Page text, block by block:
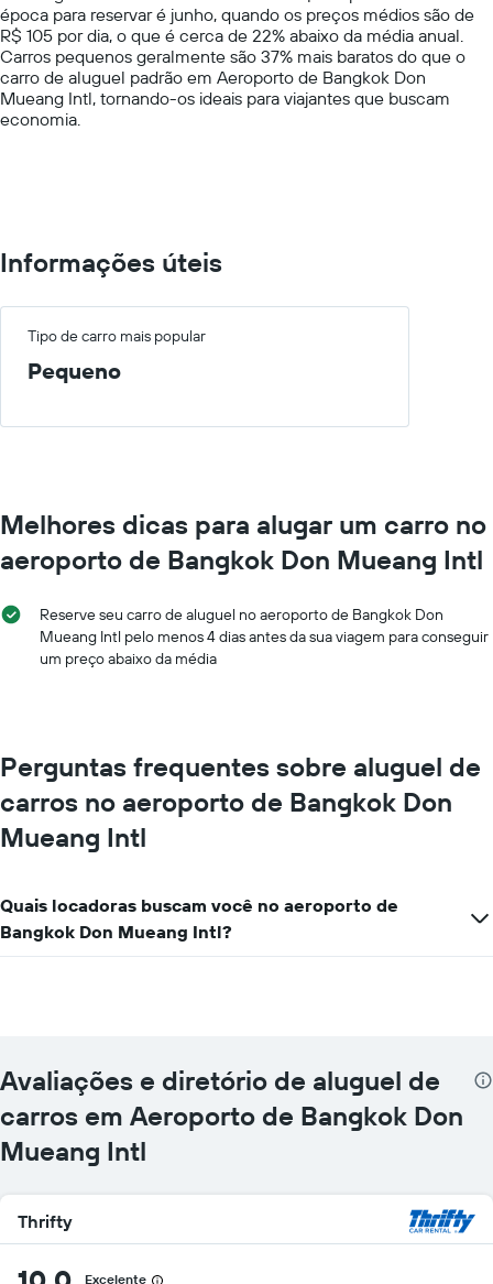
Y
axis
displaying
values.
Range:
0
época para reservar é junho, quando os preços médios são de
R$ 105 por dia, o que é cerca de 22% abaixo da média anual.
Carros pequenos geralmente são 37% mais baratos do que o
carro de aluguel padrão em Aeroporto de Bangkok Don
Mueang Intl, tornando-os ideais para viajantes que buscam
economia.
Informações úteis
Tipo de carro mais popular
Pequeno
Melhores dicas para alugar um carro no
aeroporto de Bangkok Don Mueang Intl
Reserve seu carro de aluguel no aeroporto de Bangkok Don
Mueang Intl pelo menos 4 dias antes da sua viagem para conseguir
um preço abaixo da média
Perguntas frequentes sobre aluguel de
carros no aeroporto de Bangkok Don
Mueang Intl
Quais locadoras buscam você no aeroporto de
Bangkok Don Mueang Intl?
Avaliações e diretório de aluguel de
carros em Aeroporto de Bangkok Don
Mueang Intl
Thrifty
Excelente